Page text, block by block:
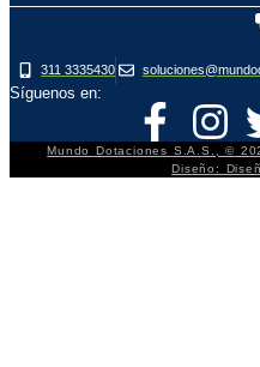
311 3335430
Síguenos en:
Mundo Dotaciones S.A.S., ©
Diseño: